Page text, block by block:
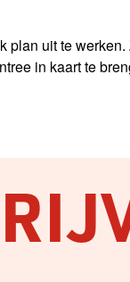
uit te
in kaart te